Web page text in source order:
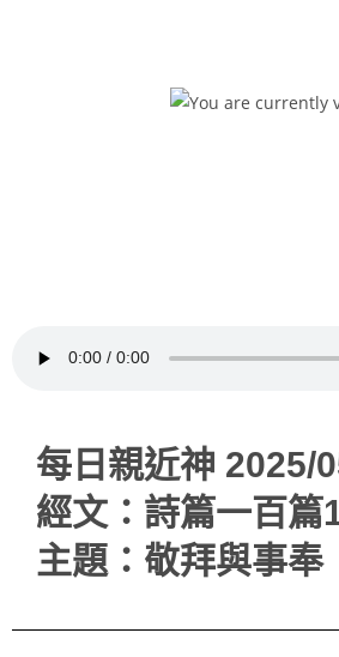
每日親近神 2025/
經文：詩篇一百篇
主題：敬拜與事奉